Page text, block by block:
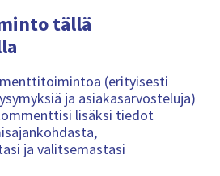
tällä
(erityisesti
ja asiakasarvosteluja)
lisäksi tiedot
ja valitsemastasi